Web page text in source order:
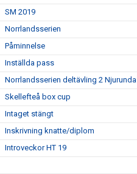
SM 2019
Norrlandsserien
Påminnelse
Inställda pass
Norrlandsserien deltävling 2 Njurunda
Skellefteå box cup
Intaget stängt
Inskrivning knatte/diplom
Introveckor HT 19